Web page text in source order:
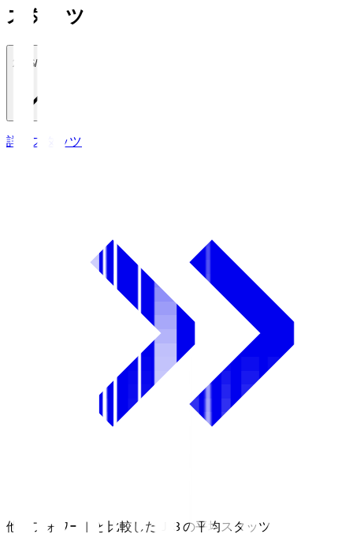
スタッツ
2026/27
詳細スタッツ
他のフォワードと比較したＪ３の平均スタッツ